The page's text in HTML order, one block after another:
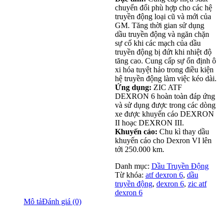
chuyển đổi phù hợp cho các hệ
truyền động loại cũ và mới của
GM. Tăng thời gian sử dụng
dầu truyền động và ngăn chặn
sự cố khi các mạch của dầu
truyền động bị đứt khi nhiệt độ
tăng cao. Cung cấp sự ổn định ô
xi hóa tuyệt hảo trong điều kiện
hệ truyền động làm việc kéo dài.
Ứng dụng: ZIC ATF
DEXRON 6 hoàn toàn đáp ứng
và sử dụng được trong các dòng
xe được khuyến cáo DEXRON
II hoạc DEXRON III.
Khuyến cáo: Chu kì thay dầu
khuyến cáo cho Dexron VI lên
tới 250.000 km.
Danh mục: Dầu Truyền Động
Từ khóa: atf dexron 6, dầu
truyền động, dexron 6, zic atf
dexron 6
Mô tảĐánh giá (0)